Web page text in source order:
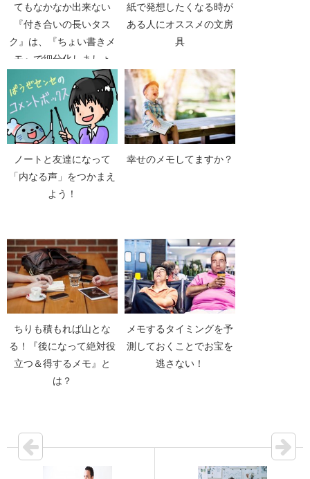
てもなかなか出来ない
『付き合いの長いタス
ク』は、『ちょい書きメ
モ』で細分化しましょ
う！
紙で発想したくなる時が
ある人にオススメの文房
具
ノートと友達になって
「内なる声」をつかまえ
よう！
幸せのメモしてますか？
ちりも積もれば山とな
る！『後になって絶対役
立つ＆得するメモ』と
は？
メモするタイミングを予
測しておくことでお宝を
逃さない！